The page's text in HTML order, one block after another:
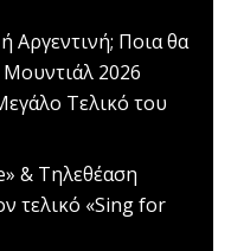
Αργεντινή; Ποια θα
2026
Τελικό του
& Τηλεθέαση
τελικό «Sing for